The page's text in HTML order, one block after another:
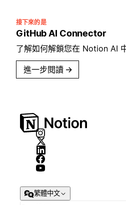
接下來的是
GitHub AI Connector
了解如何解鎖您在 Notion AI
進一步閱讀 →
繁體中文